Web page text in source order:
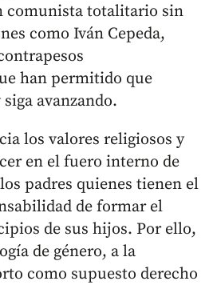
comunista totalitario sin
como Iván Cepeda,
han permitido que
avanzando.
los valores religiosos y
en el fuero interno de
padres quienes tienen el
de formar el
de sus hijos. Por ello,
de género, a la
como supuesto derecho